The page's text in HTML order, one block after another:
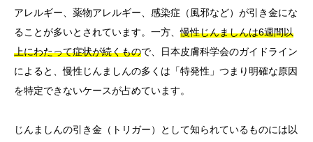
アレルギー、薬物アレルギー、感染症（風邪など）が引き金にな
ることが多いとされています。一方、慢性じんましんは6週間以
上にわたって症状が続くもので、日本皮膚科学会のガイドライン
によると、慢性じんましんの多くは「特発性」つまり明確な原因
を特定できないケースが占めています。
じんましんの引き金（トリガー）として知られているものには以